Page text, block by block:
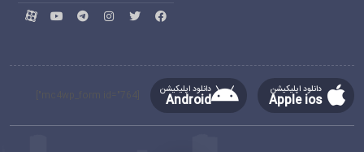
دانلود اپلیکیشن
Apple ios
دانلود اپلیکیشن
Android